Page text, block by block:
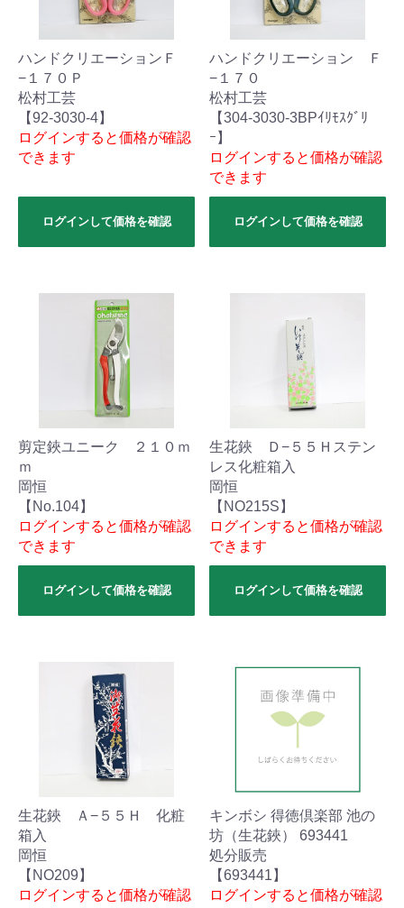
ハンドクリエーションＦ
−１７０Ｐ
松村工芸
【92-3030-4】
ログインすると価格が確認
できます
ログインして価格を確認
ハンドクリエーション Ｆ
−１７０
松村工芸
【304-3030-3BPｲﾘﾓｽｸﾞﾘ
ｰ】
ログインすると価格が確認
できます
ログインして価格を確認
剪定鋏ユニーク ２１０ｍ
ｍ
岡恒
【No.104】
ログインすると価格が確認
できます
ログインして価格を確認
生花鋏 Ｄ−５５Ｈステン
レス化粧箱入
岡恒
【NO215S】
ログインすると価格が確認
できます
ログインして価格を確認
生花鋏 Ａ−５５Ｈ 化粧
箱入
岡恒
【NO209】
ログインすると価格が確認
キンボシ 得徳倶楽部 池の
坊（生花鋏） 693441
処分販売
【693441】
ログインすると価格が確認